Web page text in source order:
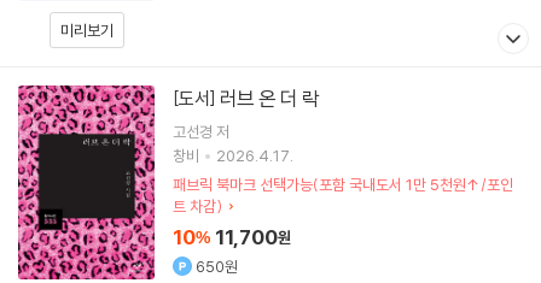
미리보기
[도서] 러브 온 더 락
고선경 저
창비
2026.4.17.
패브릭 북마크 선택가능(포함 국내도서 1만 5천원↑/포인
트 차감)
10% 11,700원
650원